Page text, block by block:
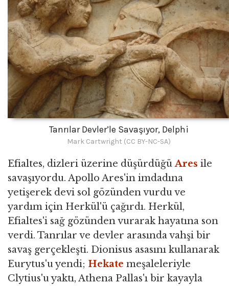
Tanrılar Devler’le Savaşıyor, Delphi
Mark Cartwright (CC BY-NC-SA)
Efialtes, dizleri üzerine düşürdüğüAres ile
savaşıyordu. Apollo Ares'in imdadına
yetişerek devi sol gözünden vurdu ve
yardım için Herkül'ü çağırdı. Herkül,
Efialtes'i sağ gözünden vurarak hayatına son
verdi. Tanrılar ve devler arasında vahşi bir
savaş gerçekleşti. Dionisus asasını kullanarak
Eurytus'u yendi; Hekate meşaleleriyle
Clytius'u yaktı, Athena Pallas'ı bir kayayla